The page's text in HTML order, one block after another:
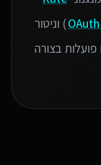
/ JWT) וניטור
בצורה